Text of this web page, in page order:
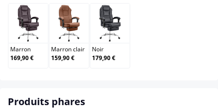
Marron
Marron
169,90 €
Marron clair
Marron clair
159,90 €
Noir
Noir
179,90 €
Produits phares